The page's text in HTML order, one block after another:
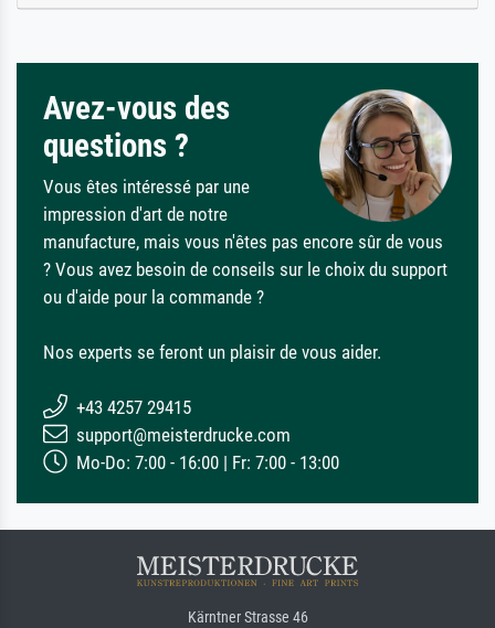
Avez-vous des
questions ?
Vous êtes intéressé par une
impression d'art de notre
manufacture, mais vous n'êtes pas encore sûr de vous
? Vous avez besoin de conseils sur le choix du support
ou d'aide pour la commande ?
Nos experts se feront un plaisir de vous aider.
+43 4257 29415
support@meisterdrucke.com
Mo-Do: 7:00 - 16:00 | Fr: 7:00 - 13:00
Kärntner Strasse 46